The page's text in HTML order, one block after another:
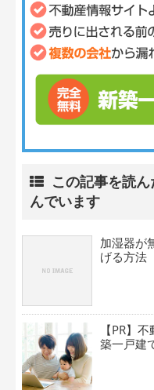
この記事を読
んでいます
加湿器が
げる方法
【PR】
築一戸建